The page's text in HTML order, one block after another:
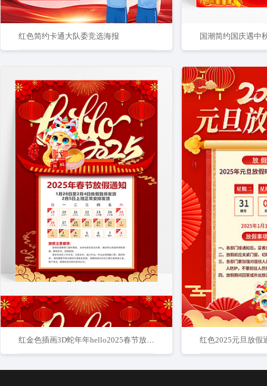
红色简约卡通大队委竞选海报
红金色插画3D蛇年年hello2025春节放假通知